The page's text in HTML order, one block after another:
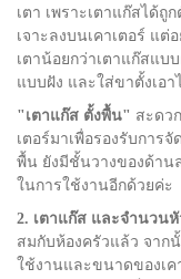
เตา เพราะเตาแก๊สได้ถู
เจาะลงบนเคาเตอร์ แต่
เตาน้อยกว่าเตาแก๊สแบ
แบบฝัง และใส่ขาตั้งเอ
"เตาแก๊ส ตั้งพื้น" สะดว
เตอร์มาเพื่อรองรับการ
พื้น ยังมีชั้นวางของด้าน
ในการใช้งานอีกด้วยค่ะ
2. เตาแก๊ส และจำนวนหั
สมกับห้องครัวแล้ว จาก
ใช้งานและขนาดของเค